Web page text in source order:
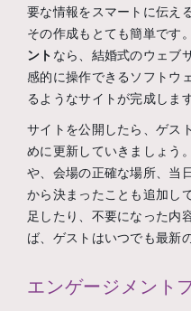
要な情報をスマートに伝え
その作成もとても簡単です。
ント なら、結婚式のウェブ
感的に操作できるソフトウ
るようなサイトが完成します
サイトを公開したら、ゲス
めに更新していきましょう
や、会場の正確な場所、当
から決まったことも追加し
足したり、不要になった内
ば、ゲストはいつでも最新
エンゲージメント